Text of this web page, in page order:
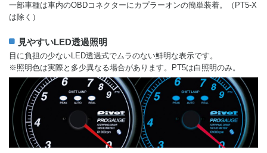
一部車種は車内のOBDコネクターにカプラーオンの簡単装着。（PT5-X
は除く）
見やすいLED透過照明
目に負担の少ないLED透過式でムラのない鮮明な表示です。
※照明色は実際と多少異なる場合があります。PT5は白照明のみ。